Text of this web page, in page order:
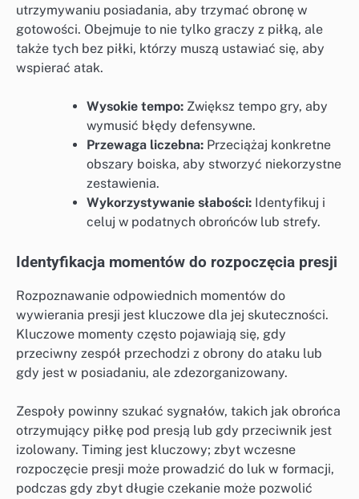
utrzymywaniu posiadania, aby trzymać obronę w
gotowości. Obejmuje to nie tylko graczy z piłką, ale
także tych bez piłki, którzy muszą ustawiać się, aby
wspierać atak.
Wysokie tempo: Zwiększ tempo gry, aby
wymusić błędy defensywne.
Przewaga liczebna: Przeciążaj konkretne
obszary boiska, aby stworzyć niekorzystne
zestawienia.
Wykorzystywanie słabości: Identyfikuj i
celuj w podatnych obrońców lub strefy.
Identyfikacja momentów do rozpoczęcia presji
Rozpoznawanie odpowiednich momentów do
wywierania presji jest kluczowe dla jej skuteczności.
Kluczowe momenty często pojawiają się, gdy
przeciwny zespół przechodzi z obrony do ataku lub
gdy jest w posiadaniu, ale zdezorganizowany.
Zespoły powinny szukać sygnałów, takich jak obrońca
otrzymujący piłkę pod presją lub gdy przeciwnik jest
izolowany. Timing jest kluczowy; zbyt wczesne
rozpoczęcie presji może prowadzić do luk w formacji,
podczas gdy zbyt długie czekanie może pozwolić